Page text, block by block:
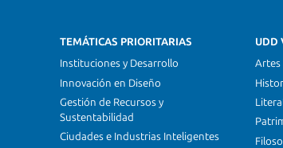
TEMÁTICAS PRIORITARIAS
Instituciones y Desarrollo
Innovación en Diseño
Gestión de Recursos y
Sustentabilidad
Ciudades e Industrias Inteligentes
UDD
Artes